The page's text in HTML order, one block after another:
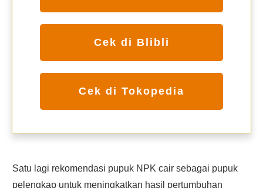
Cek di Blibli
Cek di Tokopedia
Satu lagi rekomendasi pupuk NPK cair sebagai pupuk
pelengkap untuk meningkatkan hasil pertumbuhan